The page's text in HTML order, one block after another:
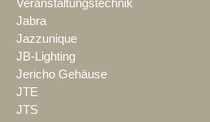
Veranstaltungstechnik
Jabra
Jazzunique
JB-Lighting
Jericho Gehäuse
JTE
JTS